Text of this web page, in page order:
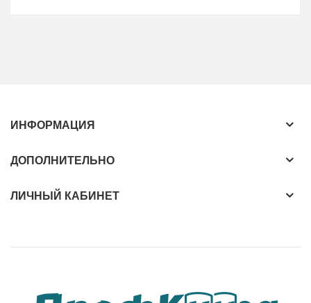
ИНФОРМАЦИЯ
ДОПОЛНИТЕЛЬНО
ЛИЧНЫЙ КАБИНЕТ